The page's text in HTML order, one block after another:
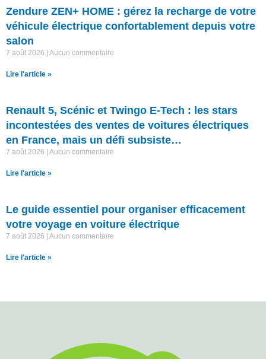
Zendure ZEN+ HOME : gérez la recharge de votre
véhicule électrique confortablement depuis votre
salon
7 août 2026 Aucun commentaire
Lire l'article »
Renault 5, Scénic et Twingo E-Tech : les stars
incontestées des ventes de voitures électriques
en France, mais un défi subsiste…
7 août 2026 Aucun commentaire
Lire l'article »
Le guide essentiel pour organiser efficacement
votre voyage en voiture électrique
7 août 2026 Aucun commentaire
Lire l'article »